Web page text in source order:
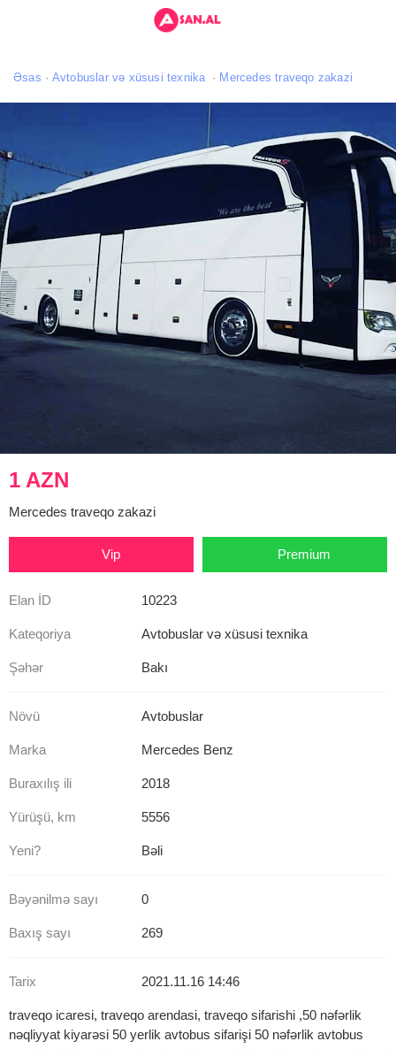
Əsas Avtobuslar və xüsusi texnika Mercedes traveqo zakazi
1 AZN
Mercedes traveqo zakazi
Vip Premium
Elan İD 10223
Kateqoriya Avtobuslar və xüsusi texnika
Şəhər Bakı
Növü Avtobuslar
Marka Mercedes Benz
Buraxılış ili 2018
Yürüşü, km 5556
Yeni? Bəli
Bəyənilmə sayı 0
Baxış sayı 269
Tarix 2021.11.16 14:46
traveqo icaresi, traveqo arendasi, traveqo sifarishi ,50 nəfərlik
nəqliyyat kiyarəsi 50 yerlik avtobus sifarişi 50 nəfərlik avtobus